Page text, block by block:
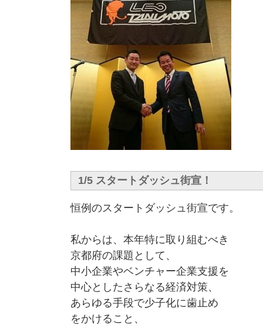
1/5 スタートダッシュ街宣！
恒例のスタートダッシュ街宣です。
私からは、本年特に取り組むべき
京都府の課題として、
中小企業やベンチャー企業支援を
中心としたさらなる経済対策、
あらゆる手段で少子化に歯止め
をかけること、